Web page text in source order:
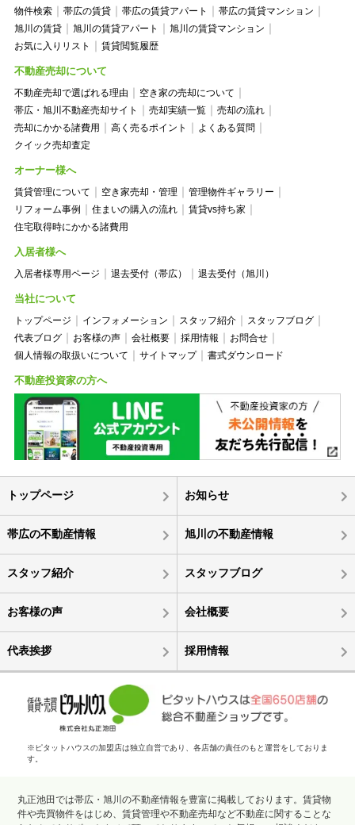
物件検索 帯広の賃貸 帯広の賃貸アパート
帯広の賃貸マンション
旭川の賃貸
旭川の賃貸アパート
旭川の賃貸マンション
お気に入りリスト
賃貸閲覧履歴
不動産売却について
不動産売却で選ばれる理由
空き家の売却について
帯広・旭川不動産売却サイト
売却実績一覧
売却の流れ
売却にかかる諸費用
高く売るポイント
よくある質問
クイック売却査定
オーナー様へ
賃貸管理について 空き家売却・管理
管理物件ギャラリー
リフォーム事例
住まいの購入の流れ
賃貸vs持ち家
住宅取得時にかかる諸費用
入居者様へ
入居者様専用ページ 退去受付（帯広） 退去受付（旭川）
当社について
トップページ インフォメーション スタッフ紹介
スタッフブログ
代表ブログ
お客様の声 会社概要 採用情報
お問合せ
個人情報の取扱いについて
サイトマップ 書式ダウンロード
不動産投資家の方へ
トップページ お知らせ
帯広の不動産情報 旭川の不動産情報
スタッフ紹介 スタッフブログ
お客様の声 会社概要
代表挨拶 採用情報
※ピタットハウスの加盟店は独立自営であり、各店舗の責任のもと運営をしておりま
す。
丸正池田では帯広・旭川の不動産情報を豊富に掲載しております。賃貸物
件や売買物件をはじめ、賃貸管理や不動産売却など不動産に関することな